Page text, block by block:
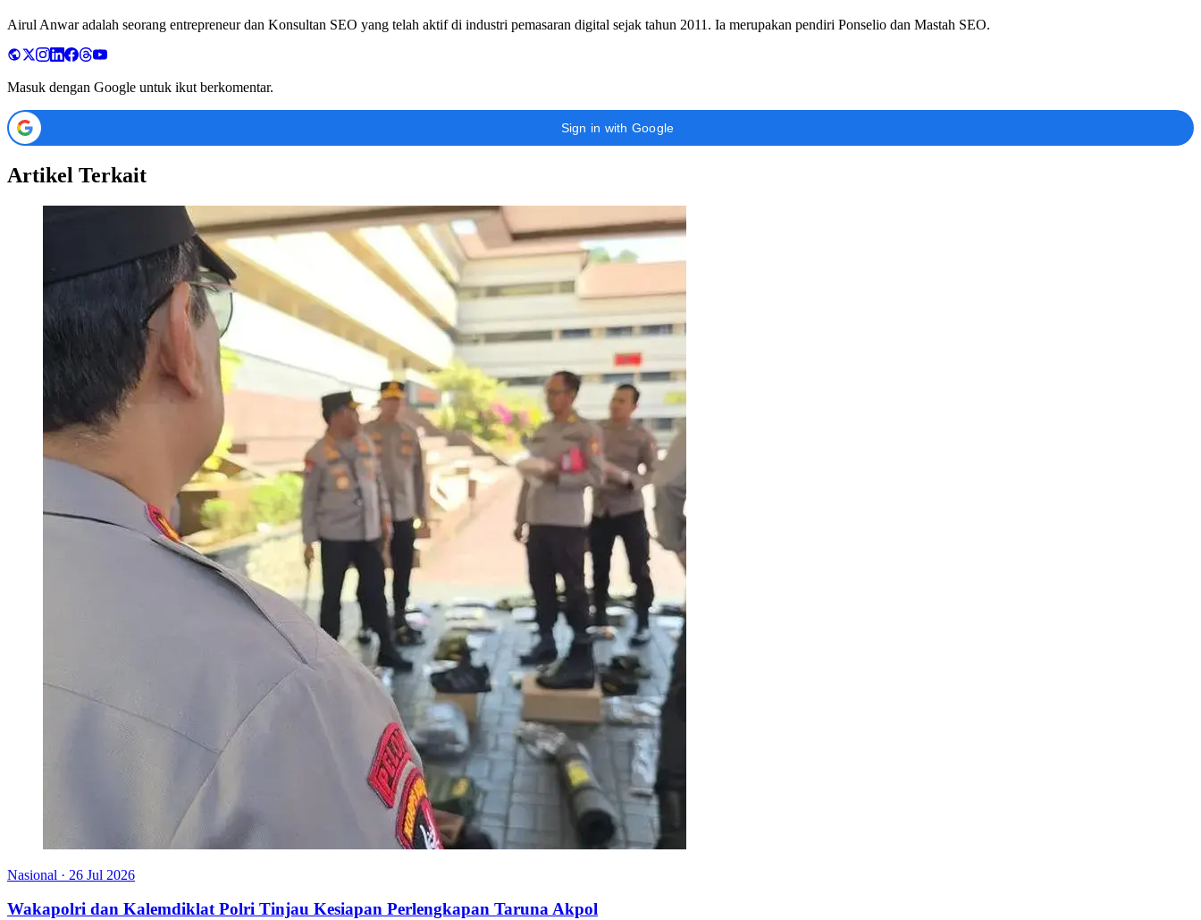
Airul Anwar adalah seorang entrepreneur dan Konsultan SEO yang telah aktif di industri pemasaran digital sejak tahun 2011. Ia merupakan pendiri Ponselio dan Mastah SEO.
Masuk dengan Google untuk ikut berkomentar.
Sign in with Google
Artikel Terkait
Nasional · 26 Jul 2026
Wakapolri dan Kalemdiklat Polri Tinjau Kesiapan Perlengkapan Taruna Akpol